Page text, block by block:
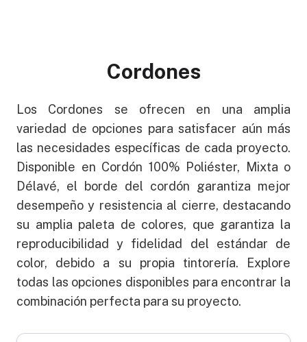
Cordones
Los Cordones se ofrecen en una amplia
variedad de opciones para satisfacer aún más
las necesidades específicas de cada proyecto.
Disponible en Cordón 100% Poliéster, Mixta o
Délavé, el borde del cordón garantiza mejor
desempeño y resistencia al cierre, destacando
su amplia paleta de colores, que garantiza la
reproducibilidad y fidelidad del estándar de
color, debido a su propia tintorería. Explore
todas las opciones disponibles para encontrar la
combinación perfecta para su proyecto.